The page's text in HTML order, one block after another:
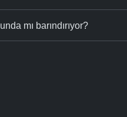
mı barındırıyor?